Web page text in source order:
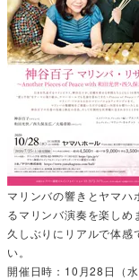
マリンバの響きとヤマハ
るマリンバ演奏を楽しめ
久しぶりにリアルで体感
い。
開催日時：10月28日（